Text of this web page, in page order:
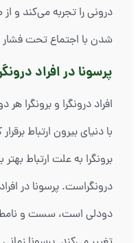
درونی را تجربه می‌کند و
شدن با اجتماع تحت
پرسونا در افراد
افراد درونگرا و برونگرا
با دنیای بیرون ارتباط
برونگرا به علت ارتباط بهتر
درونگراست. پرسونا در
دودلی است، سست و